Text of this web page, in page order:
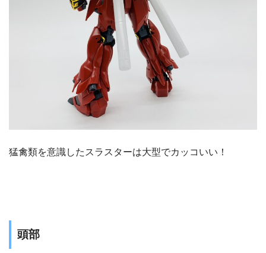
猛禽類を意識したスラスターは大型でカッコいい！
頭部